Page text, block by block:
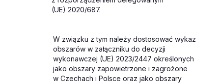
(UE) 2020/687.
W związku z tym należy dostosować wykaz
obszarów w załączniku do decyzji
wykonawczej (UE) 2023/2447 określonych
jako obszary zapowietrzone i zagrożone
w Czechach i Polsce oraz jako obszary